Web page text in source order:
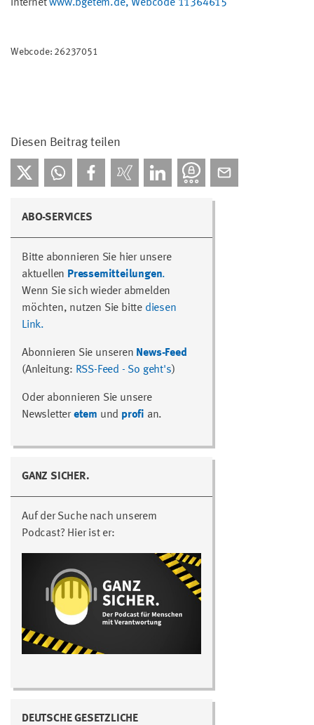
Internetwww.bgetem.de, Webcode 11364615
Webcode: 26237051
Diesen Beitrag teilen
ABO-SERVICES
Bitte abonnieren Sie hier unsere
aktuellen Pressemitteilungen.
Wenn Sie sich wieder abmelden
möchten, nutzen Sie bitte diesen
Link.
Abonnieren Sie unseren News-Feed
(Anleitung: RSS-Feed - So geht's)
Oder abonnieren Sie unsere
Newsletteretem und profi an.
GANZ SICHER.
Auf der Suche nach unserem
Podcast? Hier ist er:
DEUTSCHE GESETZLICHE